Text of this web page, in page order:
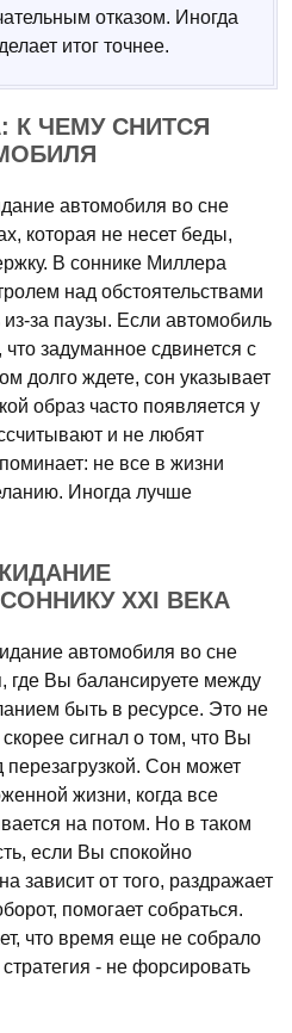
отказом. Иногда
итог точнее.
К ЧЕМУ СНИТСЯ
автомобиля во сне
которая не несет беды,
В соннике Миллера
над обстоятельствами
за паузы. Если автомобиль
что задуманное сдвинется с
долго ждете, сон указывает
образ часто появляется у
и не любят
не все в жизни
Иногда лучше
XXI ВЕКА
автомобиля во сне
где Вы балансируете между
быть в ресурсе. Это не
сигнал о том, что Вы
Сон может
жизни, когда все
на потом. Но в таком
если Вы спокойно
зависит от того, раздражает
помогает собраться.
что время еще не собрало
- не форсировать